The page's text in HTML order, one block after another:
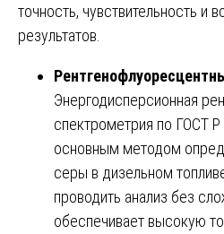
точность, чувствительность и
результатов.
Энергодисперсионная
спектрометрия по ГОСТ
основным методом
серы в дизельном
проводить анализ без
обеспечивает высокую